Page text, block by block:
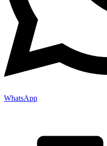
WhatsApp